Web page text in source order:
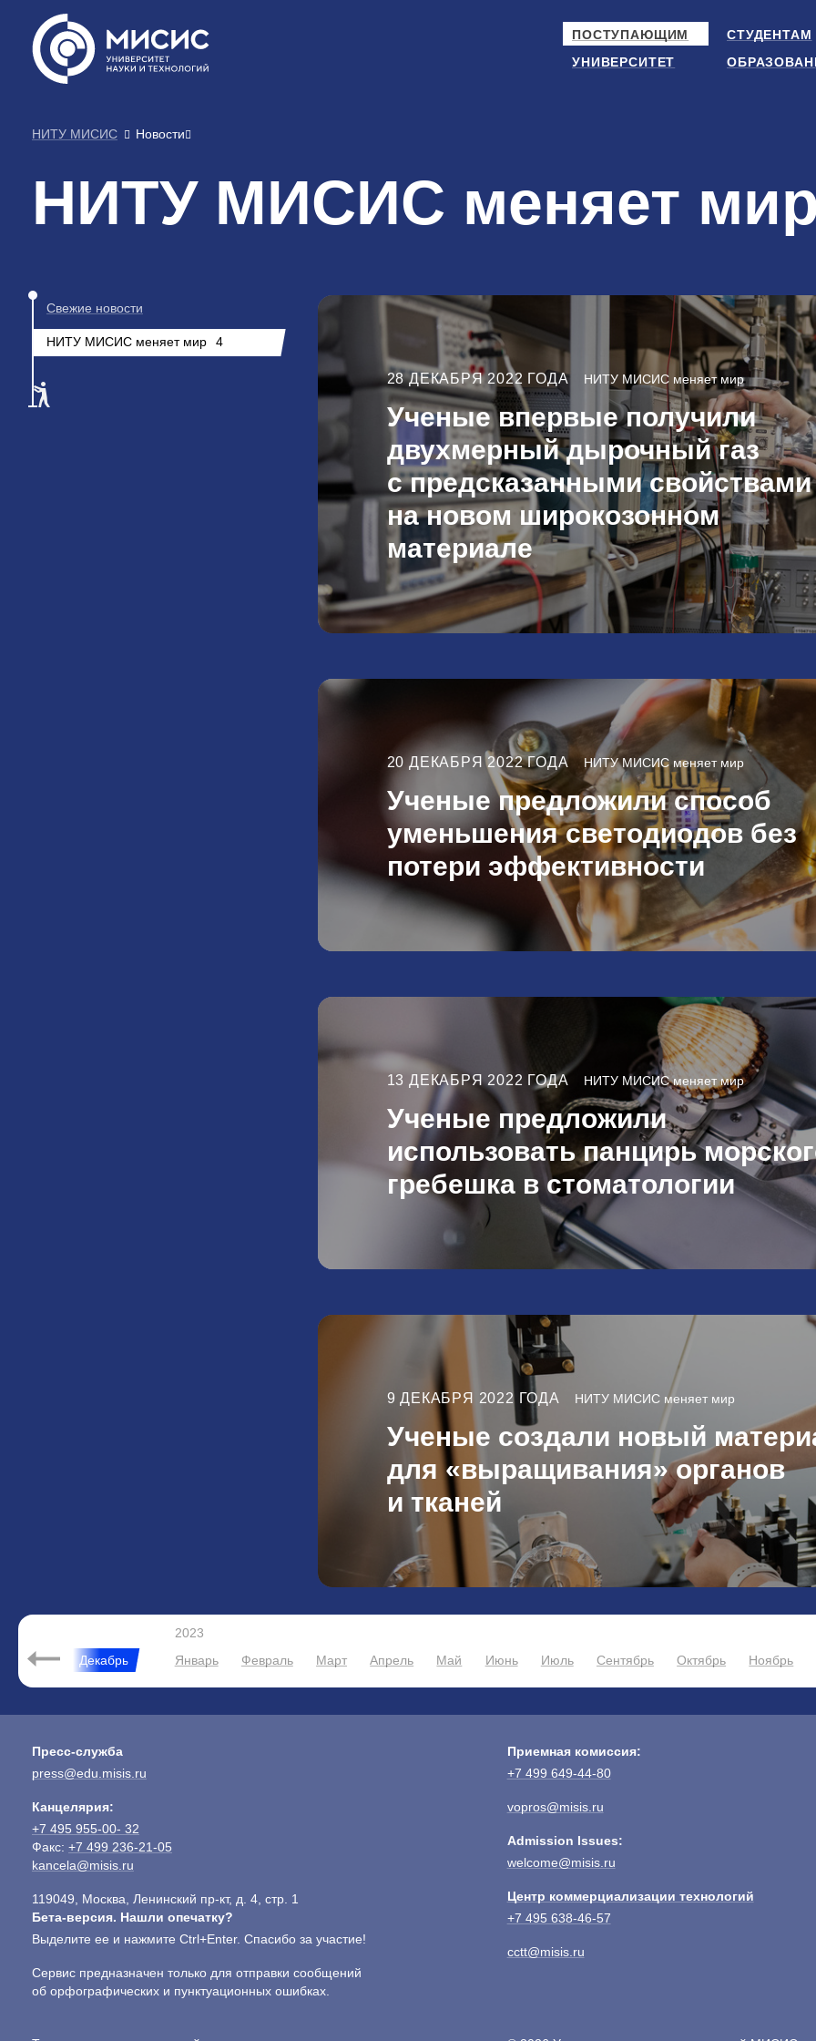
ПОСТУПАЮЩИМ
СТУДЕНТАМ
УНИВЕРСИТЕТ
НИТУ МИСИС Новости
НИТУ МИСИС меняет
Свежие новости
НИТУ МИСИС меняет мир 4
Ноябрь Декабрь
2023
Январь
Февраль Март Апрель Май Июнь Июль Сентябрь Октябрь Ноябрь
28 ДЕКАБРЯ 2022 ГОДА НИТУ МИСИС меняет мир
Ученые впервые получили
двухмерный дырочный газ
с предсказанными свойствами
на новом широкозонном
материале
20 ДЕКАБРЯ 2022 ГОДА НИТУ МИСИС меняет мир
Ученые предложили способ
уменьшения светодиодов без
потери эффективности
13 ДЕКАБРЯ 2022 ГОДА НИТУ МИСИС меняет мир
Ученые предложили
использовать панцирь
гребешка в стоматологии
9 ДЕКАБРЯ 2022 ГОДА НИТУ МИСИС меняет мир
Ученые создали новый
для «выращивания» органов
и тканей
Пресс-служба
press@edu.misis.ru
Канцелярия:
+7 495 955-00- 32
Факс: +7 499 236-21-05
kancela@misis.ru
119049, Москва, Ленинский пр-кт, д. 4, стр. 1
Бета-версия. Нашли опечатку?
Выделите ее и нажмите Ctrl+Enter. Спасибо за участие!
Сервис предназначен только для отправки сообщений
об орфографических и пунктуационных ошибках.
Приемная комиссия:
+7 499 649-44-80
vopros@misis.ru
Admission Issues:
welcome@misis.ru
Центр коммерциализации технологий
+7 495 638-46-57
cctt@misis.ru